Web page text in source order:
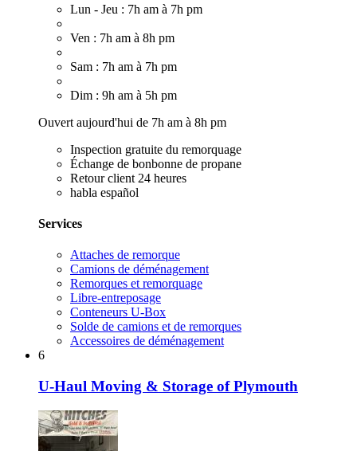
Lun - Jeu : 7h am à 7h pm
Ven : 7h am à 8h pm
Sam : 7h am à 7h pm
Dim : 9h am à 5h pm
Ouvert aujourd'hui de 7h am à 8h pm
Inspection gratuite du remorquage
Échange de bonbonne de propane
Retour client 24 heures
habla español
Services
Attaches de remorque
Camions de déménagement
Remorques et remorquage
Libre-entreposage
Conteneurs U-Box
Solde de camions et de remorques
Accessoires de déménagement
6
U-Haul Moving & Storage of Plymouth